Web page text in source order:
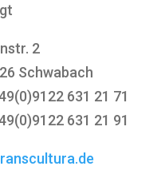
2
Schwabach
631 21 71
631 21 91